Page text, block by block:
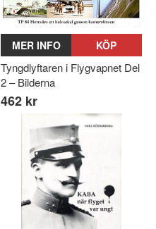
MER INFO KÖP
Tyngdlyftaren i Flygvapnet Del
2 – Bilderna
462 kr